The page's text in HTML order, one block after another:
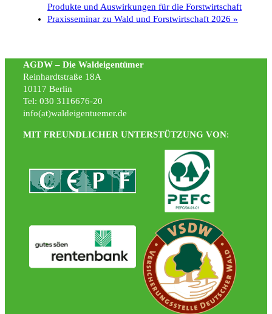
Produkte und Auswirkungen für die Forstwirtschaft
Praxisseminar zu Wald und Forstwirtschaft 2026 »
AGDW – Die Waldeigentümer
Reinhardtstraße 18A
10117 Berlin
Tel: 030 3116676-20
info(at)waldeigentuemer.de
MIT FREUNDLICHER UNTERSTÜTZUNG VON: